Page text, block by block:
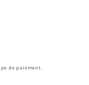
de paiement.